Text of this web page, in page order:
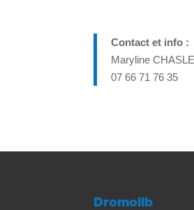
Contact et info :
Maryline
07 66 71 76 35
Dromolib